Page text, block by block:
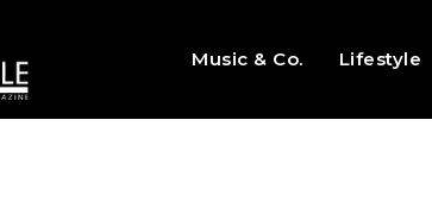
Music & Co. Lifestyle